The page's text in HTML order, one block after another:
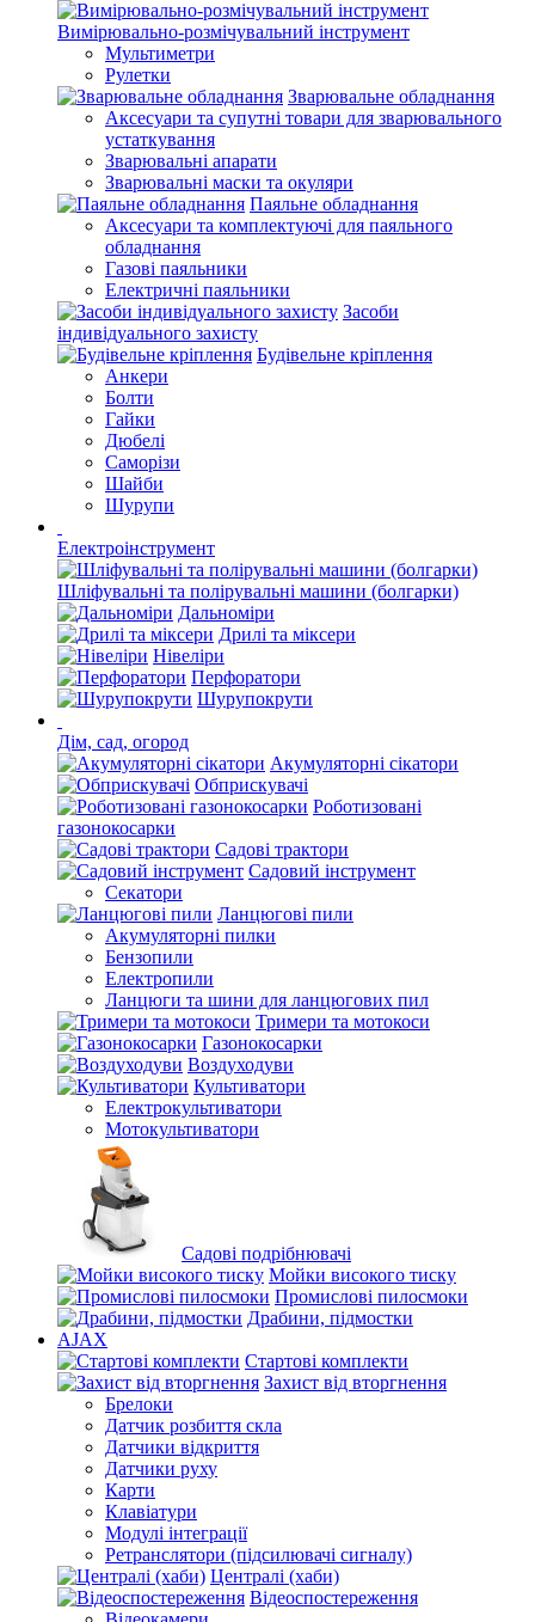
Вимірювально-розмічувальний інструмент
Мультиметри
Рулетки
Зварювальне обладнання
Аксесуари та супутні товари для зварювального
устаткування
Зварювальні апарати
Зварювальні маски та окуляри
Паяльне обладнання
Аксесуари та комплектуючі для паяльного
обладнання
Газові паяльники
Електричні паяльники
Засоби
індивідуального захисту
Будівельне кріплення
Анкери
Болти
Гайки
Дюбелі
Саморізи
Шайби
Шурупи
Електроінструмент
Шліфувальні та полірувальні машини (болгарки)
Дальноміри
Дрилі та міксери
Нівеліри
Перфоратори
Шурупокрути
Дім, сад, огород
Акумуляторні сікатори
Обприскувачі
Роботизовані
газонокосарки
Садові трактори
Садовий інструмент
Секатори
Ланцюгові пили
Акумуляторні пилки
Бензопили
Електропили
Ланцюги та шини для ланцюгових пил
Тримери та мотокоси
Газонокосарки
Воздуходуви
Культиватори
Електрокультиватори
Мотокультиватори
Садові подрібнювачі
Мойки високого тиску
Промислові пилосмоки
Драбини, підмостки
AJAX
Стартові комплекти
Захист від вторгнення
Брелоки
Датчик розбиття скла
Датчики відкриття
Датчики руху
Карти
Клавіатури
Модулі інтеграції
Ретранслятори (підсилювачі сигналу)
Централі (хаби)
Відеоспостереження